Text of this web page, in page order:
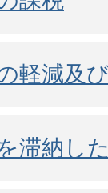
軽減及
滞納し